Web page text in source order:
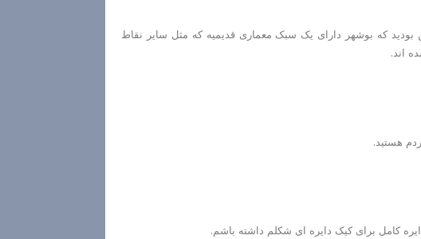
بودید که بوشهر دارای یک سبک معماری قدیمیه که مثل سایر نقاط
اند.
هستید.
کامل برای کیک دایره ای شکلم داشته باشم.